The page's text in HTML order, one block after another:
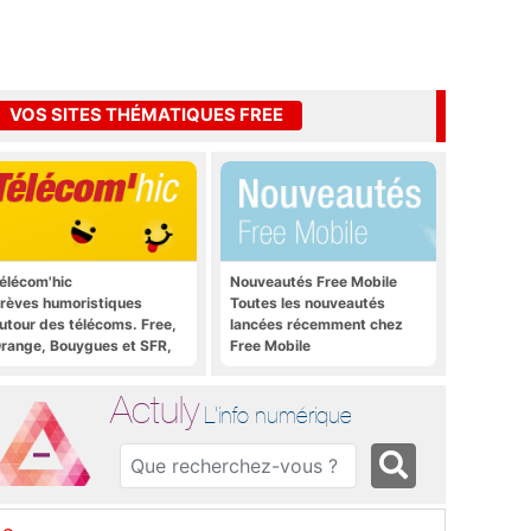
VOS SITES THÉMATIQUES FREE
humoristiques
des télécoms. Free,
Bouygues et SFR,
Nouveautés Free Mobile
Toutes les nouveautés
lancées récemment chez
Free Mobile
Actuly L'info numérique